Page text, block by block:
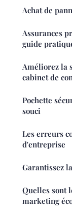
Achat de
Assurances
guide
Améliorez la
cabinet de
Pochette
souci
Les erreurs
d'entreprise
Garantissez
Quelles sont
marketing